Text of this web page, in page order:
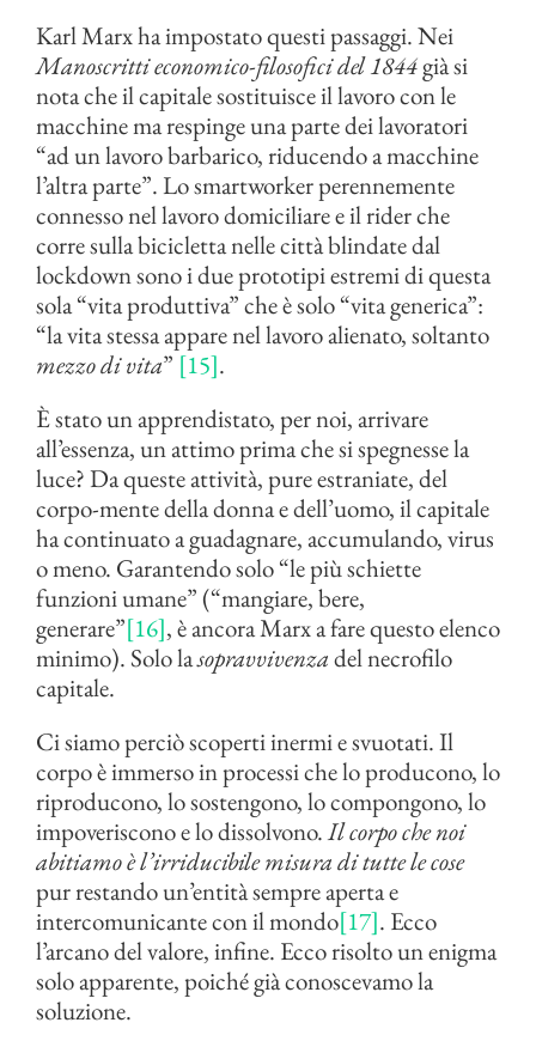
Karl Marx ha impostato questi passaggi. Nei
Manoscritti economico-filosofici del 1844già si
nota che il capitale sostituisce il lavoro con le
macchine ma respinge una parte dei lavoratori
“ad un lavoro barbarico, riducendo a macchine
l’altra parte”. Lo smartworker perennemente
connesso nel lavoro domiciliare e il rider che
corre sulla bicicletta nelle città blindate dal
lockdown sono i due prototipi estremi di questa
sola “vita produttiva” che è solo “vita generica”:
“la vita stessa appare nel lavoro alienato, soltanto
mezzo di vita” [15].
È stato un apprendistato, per noi, arrivare
all’essenza, un attimo prima che si spegnesse la
luce? Da queste attività, pure estraniate, del
corpo-mente della donna e dell’uomo, il capitale
ha continuato a guadagnare, accumulando, virus
o meno. Garantendo solo “le più schiette
funzioni umane” (“mangiare, bere,
generare”[16], è ancora Marx a fare questo elenco
minimo). Solo lasopravvivenzadel necrofilo
capitale.
Ci siamo perciò scoperti inermi e svuotati. Il
corpo è immerso in processi che lo producono, lo
riproducono, lo sostengono, lo compongono, lo
impoveriscono e lo dissolvono.Il corpo che noi
abitiamo è l’irriducibile misura di tutte le cose
pur restando un’entità sempre aperta e
intercomunicante con il mondo[17]. Ecco
l’arcano del valore, infine. Ecco risolto un enigma
solo apparente, poiché già conoscevamo la
soluzione.